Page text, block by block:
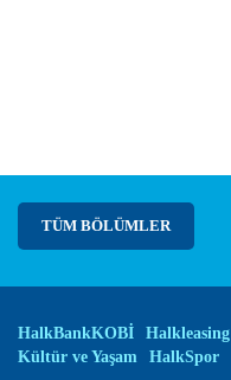
TÜM BÖLÜMLER
HalkBankKOBİ Halkleasing
Kültür ve Yaşam
HalkSpor